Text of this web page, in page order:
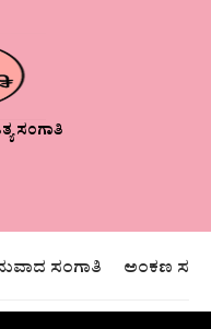
ಸಂಗಾತಿ
ಸಂಗಾತಿ ಅಂಕಣ